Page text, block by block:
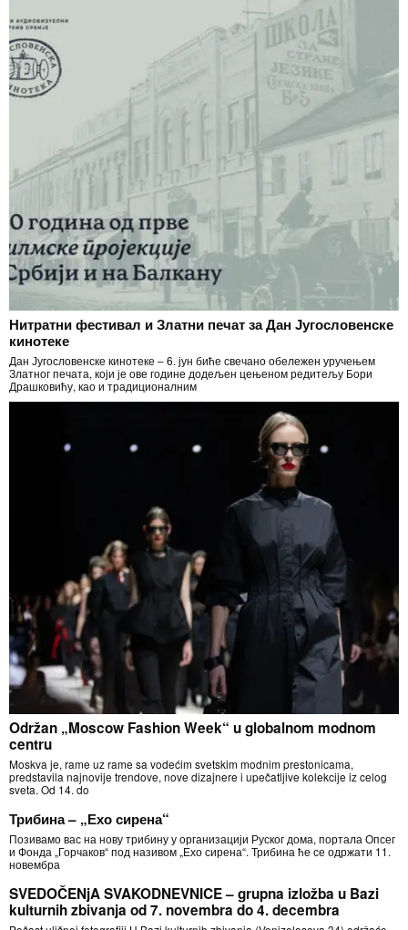
Нитратни фестивал и Златни печат за Дан Југословенске
кинотеке
Дан Југословенске кинотеке – 6. јун биће свечано обележен уручењем
Златног печата, који је ове године додељен цењеном редитељу Бори
Драшковићу, као и традиционалним
Održan „Moscow Fashion Week“ u globalnom modnom
centru
Moskva je, rame uz rame sa vodećim svetskim modnim prestonicama,
predstavila najnovije trendove, nove dizajnere i upečatljive kolekcije iz celog
sveta. Od 14. do
Трибина – „Ехо сирена“
Позивамо вас на нову трибину у организацији Руског дома, портала Опсег
и Фонда „Горчаков“ под називом „Ехо сирена“. Трибина ће се одржати 11.
новембра
SVEDOČENjA SVAKODNEVNICE – grupna izložba u Bazi
kulturnih zbivanja od 7. novembra do 4. decembra